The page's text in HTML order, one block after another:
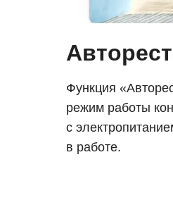
Функция
режим работы
с
в работе.